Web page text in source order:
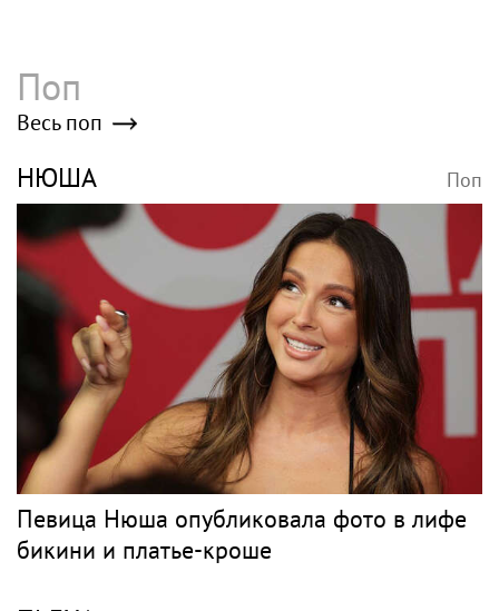
Поп
Весь поп
НЮША Поп
Певица Нюша опубликовала фото в лифе
бикини и платье-кроше